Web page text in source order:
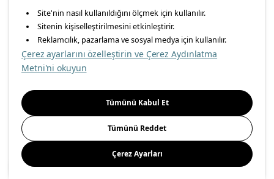
linkedin
Enerji Politikası Bilgi Güvenliği Politikası
Gıda Güvenliği Politikası
Önemli Bilgilendirme İnternet Sitesi Gizlilik Politikası
Kişisel Verilerin Korunması
© Inter IKEA Systems B.V 1999-
İnternetten vereceğiniz siparişlerinizde size özel hizmet ve
içerikleri görebilmek için lütfen konumuzu seçin.
İl seçiniz
Seçiniz
Kaydet
Site'nin nasıl kullanıldığını ölçmek için kullanılır.
Sitenin kişiselleştirilmesini etkinleştirir.
Reklamcılık, pazarlama ve sosyal medya için kullanılır.
Çerez ayarlarını özelleştirin ve Çerez Aydınlatma
Metni'ni okuyun
Tümünü Kabul Et
Tümünü Reddet
Çerez Ayarları